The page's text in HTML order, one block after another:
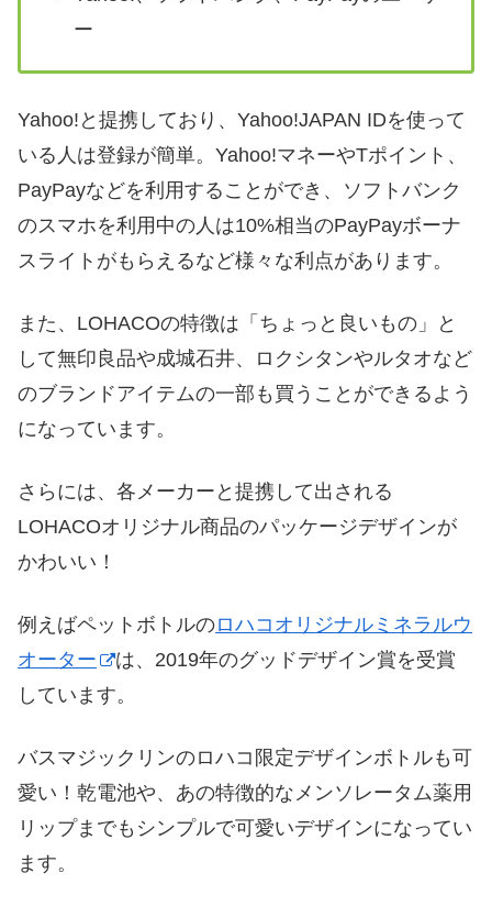
ー
Yahoo!と提携しており、Yahoo!JAPAN IDを使って
いる人は登録が簡単。Yahoo!マネーやTポイント、
PayPayなどを利用することができ、ソフトバンク
のスマホを利用中の人は10%相当のPayPayボーナ
スライトがもらえるなど様々な利点があります。
また、LOHACOの特徴は「ちょっと良いもの」と
して無印良品や成城石井、ロクシタンやルタオなど
のブランドアイテムの一部も買うことができるよう
になっています。
さらには、各メーカーと提携して出される
LOHACOオリジナル商品のパッケージデザインが
かわいい！
例えばペットボトルのロハコオリジナルミネラルウ
オーター
は、2019年のグッドデザイン賞を受賞
しています。
バスマジックリンのロハコ限定デザインボトルも可
愛い！乾電池や、あの特徴的なメンソレータム薬用
リップまでもシンプルで可愛いデザインになってい
ます。